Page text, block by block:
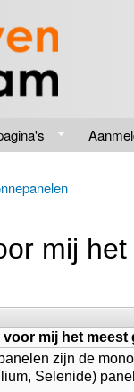
mij
voor mij het meest
zijn de
Selenide)